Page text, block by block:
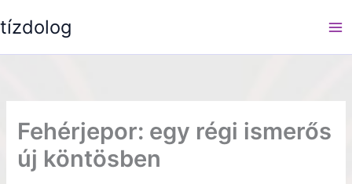
to
tízdolog
Fehérjepor: egy régi ismerős
új köntösben